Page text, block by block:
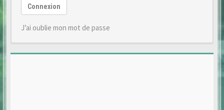
Connexion
J’ai oublie mon mot de passe